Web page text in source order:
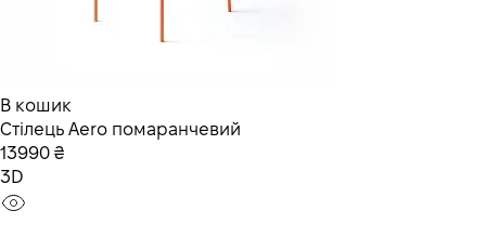
В кошик
Стілець Aero помаранчевий
13990 ₴
3D